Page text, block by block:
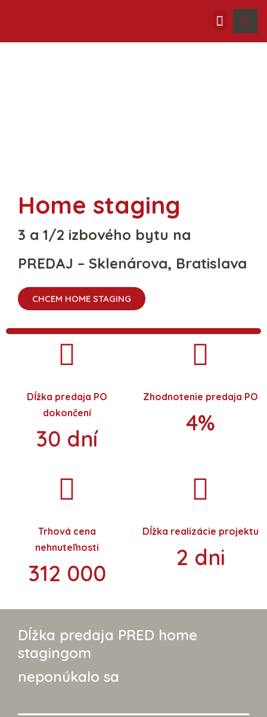
Home staging
3 a 1/2 izbového bytu na
PREDAJ – Sklenárova, Bratislava
CHCEM HOME STAGING
Dĺžka predaja PO
dokončení
30 dní
Zhodnotenie predaja PO
4%
Trhová cena
nehnuteľnosti
312 000
Dĺžka realizácie projektu
2 dni
Dĺžka predaja PRED home
stagingom
neponúkalo sa